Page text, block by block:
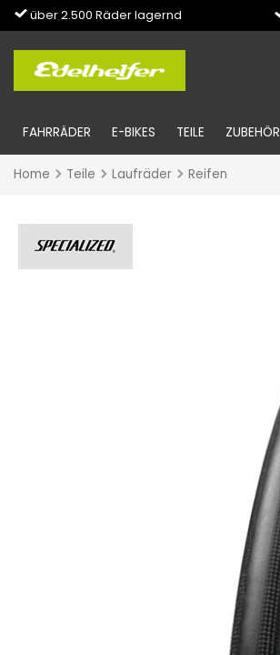
über 2.500 Räder lagernd
FAHRRÄDER E-BIKES TEILE ZUBEHÖR
Home Teile Laufräder Reifen